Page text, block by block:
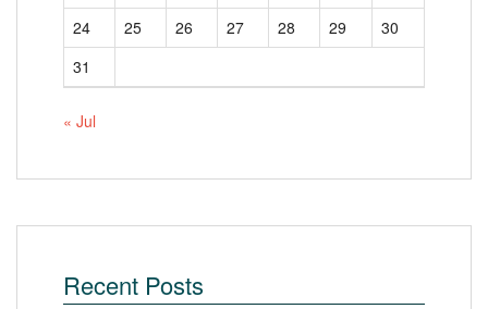
24
25 26 27 28 29
30
31
« Jul
Recent Posts